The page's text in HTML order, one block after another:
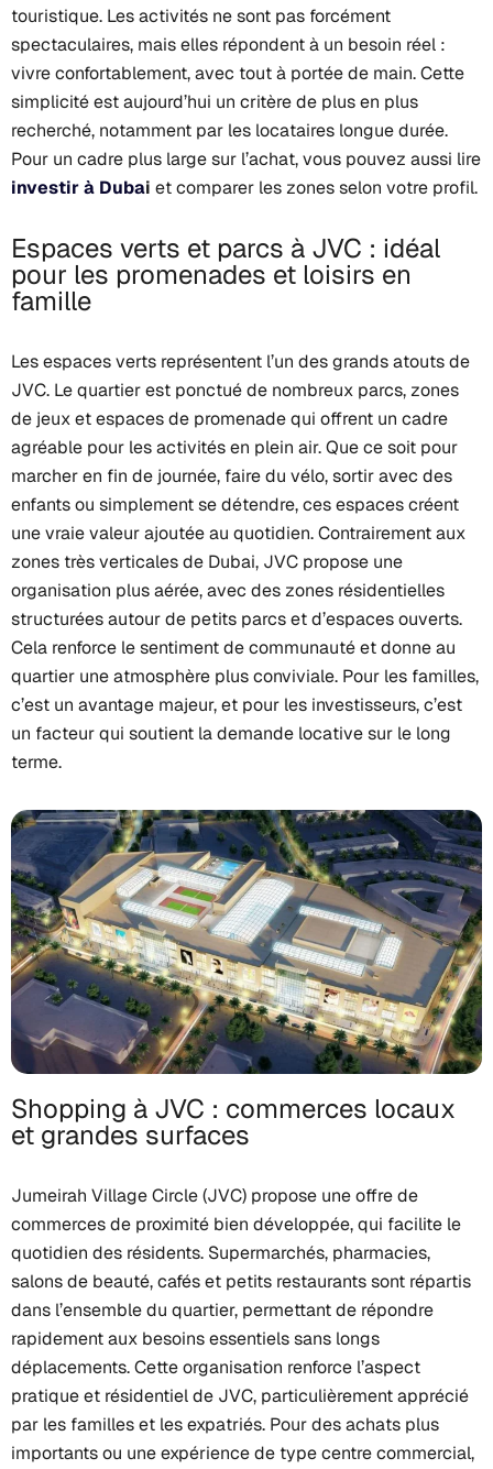
touristique. Les activités ne sont pas forcément
spectaculaires, mais elles répondent à un besoin réel :
vivre confortablement, avec tout à portée de main. Cette
simplicité est aujourd’hui un critère de plus en plus
recherché, notamment par les locataires longue durée.
Pour un cadre plus large sur l’achat, vous pouvez aussi lire
investir à Dubai et comparer les zones selon votre profil.
Espaces verts et parcs à JVC : idéal
pour les promenades et loisirs en
famille
Les espaces verts représentent l’un des grands atouts de
JVC. Le quartier est ponctué de nombreux parcs, zones
de jeux et espaces de promenade qui offrent un cadre
agréable pour les activités en plein air. Que ce soit pour
marcher en fin de journée, faire du vélo, sortir avec des
enfants ou simplement se détendre, ces espaces créent
une vraie valeur ajoutée au quotidien. Contrairement aux
zones très verticales de Dubai, JVC propose une
organisation plus aérée, avec des zones résidentielles
structurées autour de petits parcs et d’espaces ouverts.
Cela renforce le sentiment de communauté et donne au
quartier une atmosphère plus conviviale. Pour les familles,
c’est un avantage majeur, et pour les investisseurs, c’est
un facteur qui soutient la demande locative sur le long
terme.
Shopping à JVC : commerces locaux
et grandes surfaces
Jumeirah Village Circle (JVC) propose une offre de
commerces de proximité bien développée, qui facilite le
quotidien des résidents. Supermarchés, pharmacies,
salons de beauté, cafés et petits restaurants sont répartis
dans l’ensemble du quartier, permettant de répondre
rapidement aux besoins essentiels sans longs
déplacements. Cette organisation renforce l’aspect
pratique et résidentiel de JVC, particulièrement apprécié
par les familles et les expatriés. Pour des achats plus
importants ou une expérience de type centre commercial,